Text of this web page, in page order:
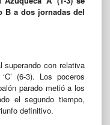
B a dos jornadas del
con relativa
(6-3). Los poceros
parado metió a los
el segundo tiempo,
definitivo.